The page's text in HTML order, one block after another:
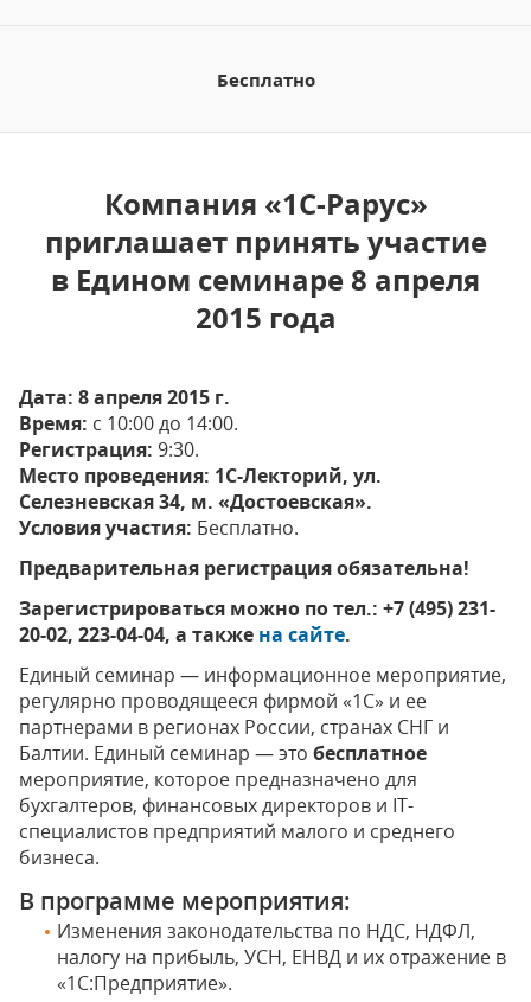
Бесплатно
Компания «1С-Рарус»
приглашает принять участие
в Едином семинаре 8 апреля
2015 года
Дата: 8 апреля 2015 г.
Время: c 10:00 до 14:00.
Регистрация: 9:30.
Место проведения: 1С-Лекторий, ул.
Селезневская 34, м. «Достоевская».
Условия участия: Бесплатно.
Предварительная регистрация обязательна!
Зарегистрироваться можно по тел.: +7 (495) 231-
20-02, 223-04-04, а также на сайте.
Единый семинар — информационное мероприятие,
регулярно проводящееся фирмой «1С» и ее
партнерами в регионах России, странах СНГ и
Балтии. Единый семинар — это бесплатное
мероприятие, которое предназначено для
бухгалтеров, финансовых директоров и IT-
специалистов предприятий малого и среднего
бизнеса.
В программе мероприятия:
Изменения законодательства по НДС, НДФЛ,
налогу на прибыль, УСН, ЕНВД и их отражение в
«1С:Предприятие».